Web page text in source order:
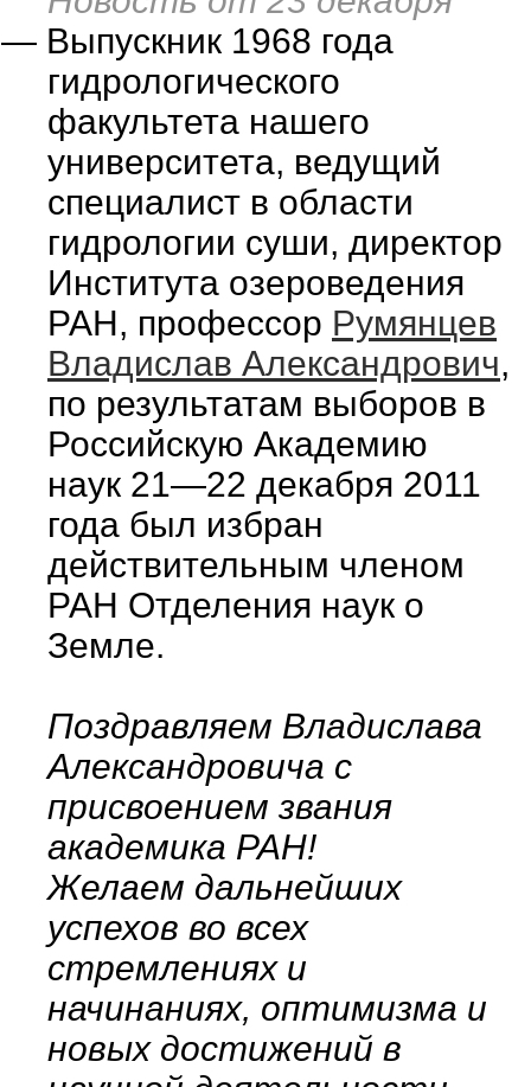
— Выпускник 1968 года
гидрологического
факультета нашего
университета, ведущий
специалист в области
гидрологии суши, директор
Института озероведения
РАН, профессор Румянцев
Владислав Александрович,
по результатам выборов в
Российскую Академию
наук 21—22 декабря 2011
года был избран
действительным членом
РАН Отделения наук о
Земле.
Поздравляем Владислава
Александровича с
присвоением звания
академика РАН!
Желаем дальнейших
успехов во всех
стремлениях и
начинаниях, оптимизма и
новых достижений в